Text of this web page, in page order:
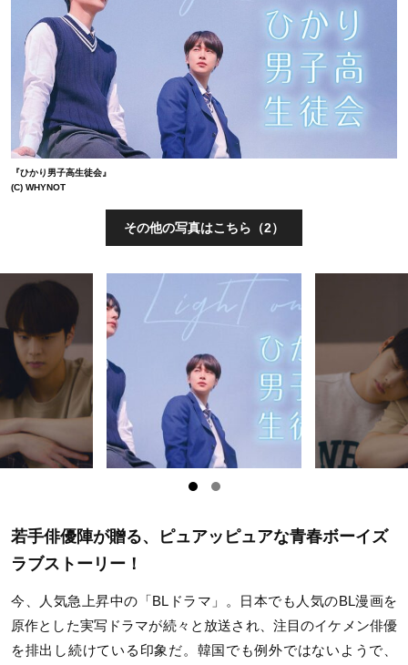
『ひかり男子高生徒会』
(C) WHYNOT
その他の写真はこちら（2）
若手俳優陣が贈る、ピュアッピュアな青春ボーイズ
ラブストーリー！
今、人気急上昇中の「BLドラマ」。日本でも人気のBL漫画を
原作とした実写ドラマが続々と放送され、注目のイケメン俳優
を排出し続けている印象だ。韓国でも例外ではないようで、